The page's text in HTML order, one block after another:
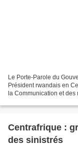
Le Porte-Parole du
Président rwandais en
la Communication et des
Centrafrique :
des sinistrés